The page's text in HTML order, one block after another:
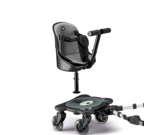
Ajouter au panier